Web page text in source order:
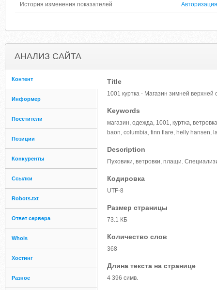
История изменения показателей Авторизация
АНАЛИЗ САЙТА
Контент
Информер
Посетители
Позиции
Конкуренты
Ссылки
Robots.txt
Ответ сервера
Whois
Хостинг
Разное
Title
1001 куртка - Магазин зимней верхней
Keywords
магазин, одежда, 1001, куртка,
baon, columbia, finn flare, helly hansen,
Description
Пуховики, ветровки, плащи.
Кодировка
UTF-8
Размер страницы
73.1 КБ
Количество слов
368
Длина текста на странице
4 396 симв.